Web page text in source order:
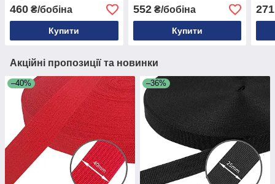
460 ₴/бобіна
Купити
552₴/бобіна
Купити
Акційні пропозиції та новинки
–40% –36%